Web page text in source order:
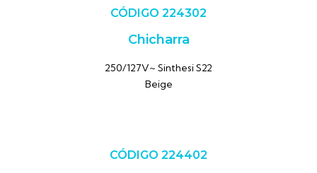
CÓDIGO 224302
Chicharra
250/127V~ Sinthesi S22
Beige
CÓDIGO 224402